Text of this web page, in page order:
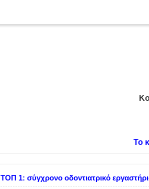
Το
ΤΟΠ 1: σύγχρονο οδοντιατρικό